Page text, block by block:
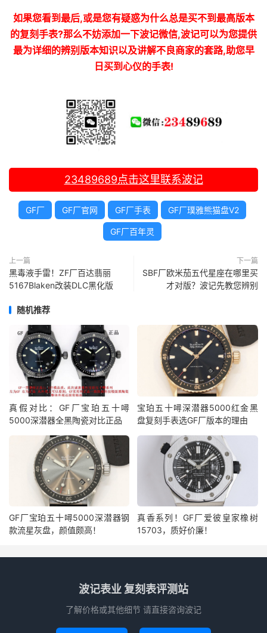
如果您看到最后,或是您有疑惑为什么总是买不到最高版本
的复刻手表?那么不妨添加一下波记微信,波记可以为您提供
最为详细的辨别版本知识以及讲解不良商家的套路,助您早
日买到心仪的手表!
23489689点击这里联系波记
GF厂 GF厂官网 GF厂手表 GF厂璞雅熊猫盘V2
GF厂百年灵
上一篇
黑毒液手雷！ZF厂百达翡丽
5167Blaken改装DLC黑化版
下一篇
SBF厂欧米茄五代星座在哪里买
才对版？波记先教您辨别
随机推荐
真假对比：GF厂宝珀五十噚
5000深潜器全黑陶瓷对比正品
宝珀五十噚深潜器5000红金黑
盘复刻手表选GF厂版本的理由
GF厂宝珀五十噚5000深潜器钢
款流星灰盘，颜值颇高！
真香系列！GF厂爱彼皇家橡树
15703，质好价廉！
波记表业 复刻表评测站
了解价格或其他细节 请直接咨询波记